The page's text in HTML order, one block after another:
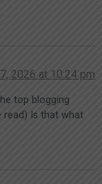
2026 at 10:24 pm
top blogging
read) Is that what